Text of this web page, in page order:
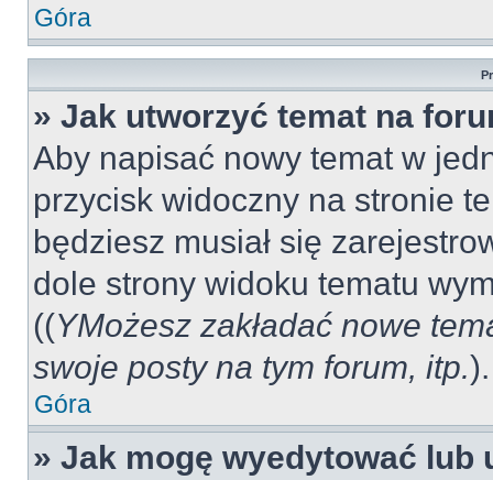
Góra
» Jak utworzyć temat na
Aby napisać nowy temat w
przycisk widoczny na stronie
będziesz musiał się
dole strony widoku tematu
((YMożesz zakładać nowe
swoje posty na tym forum, itp.).
Góra
» Jak mogę wyedytować lub